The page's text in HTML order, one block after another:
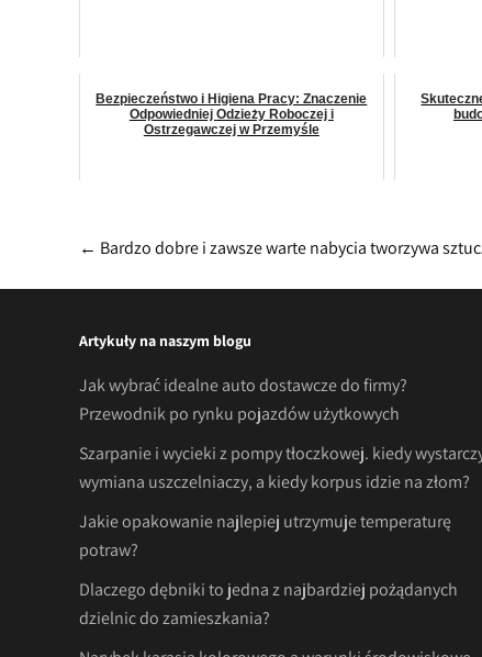
Bezpieczeństwo i Higiena Pracy: Znaczenie
Odpowiedniej Odzieży Roboczej i
Ostrzegawczej w Przemyśle
Post
navigation
← Bardzo dobre i zawsze warte nabycia tworzywa
Artykuły na naszym blogu
Jak wybrać idealne auto dostawcze do firmy?
Przewodnik po rynku pojazdów użytkowych
Szarpanie i wycieki z pompy tłoczkowej. kiedy
wymiana uszczelniaczy, a kiedy korpus idzie na złom?
Jakie opakowanie najlepiej utrzymuje temperaturę
potraw?
Dlaczego dębniki to jedna z najbardziej pożądanych
dzielnic do zamieszkania?